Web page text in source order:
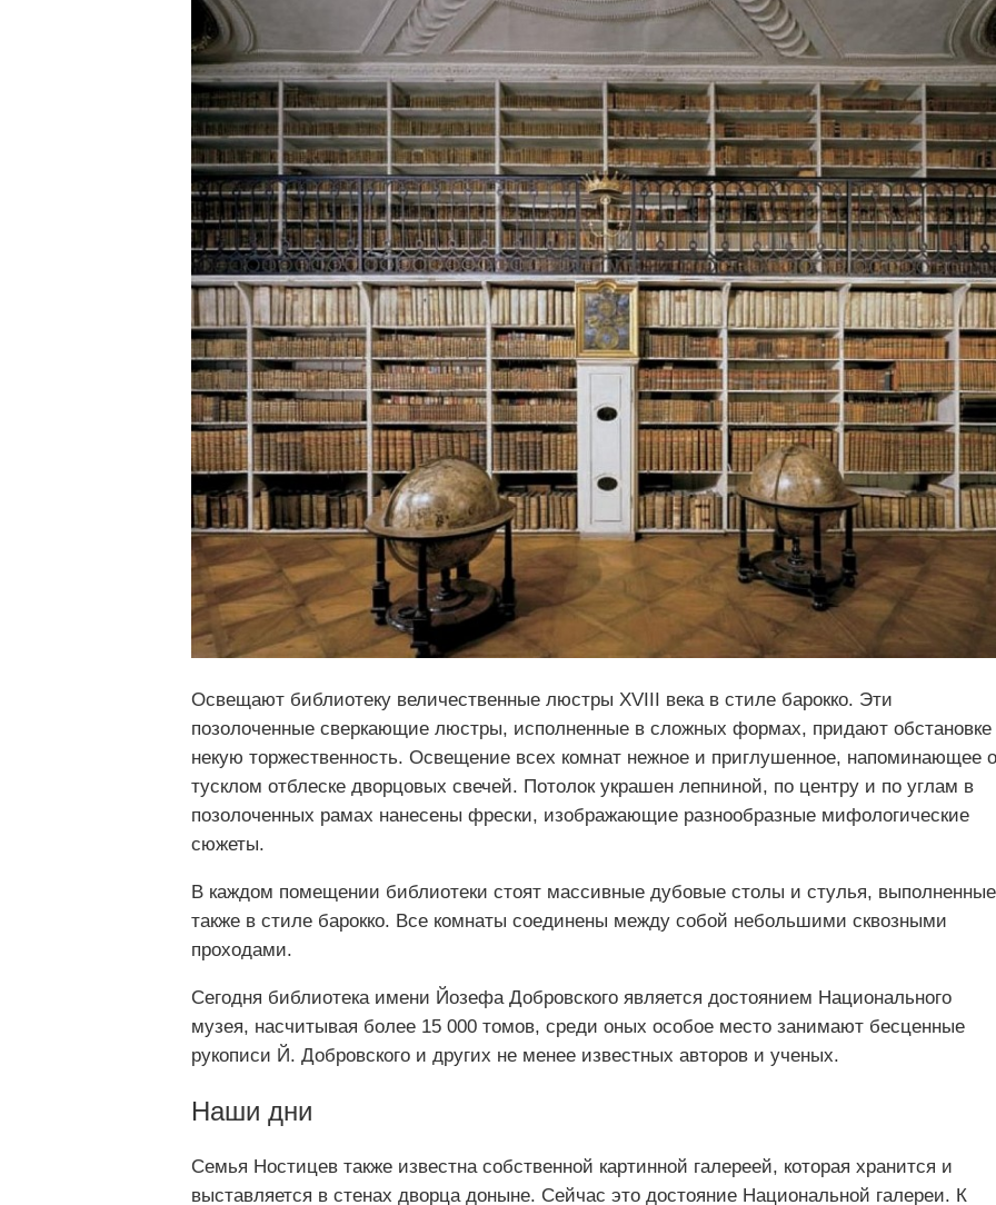
Освещают библиотеку величественные люстры XVIII века в стиле барокко. Эти
позолоченные сверкающие люстры, исполненные в сложных формах, придают обстановке
некую торжественность. Освещение всех комнат нежное и приглушенное, напоминающее о
тусклом отблеске дворцовых свечей. Потолок украшен лепниной, по центру и по углам в
позолоченных рамах нанесены фрески, изображающие разнообразные мифологические
сюжеты.
В каждом помещении библиотеки стоят массивные дубовые столы и стулья, выполненные
также в стиле барокко. Все комнаты соединены между собой небольшими сквозными
проходами.
Сегодня библиотека имени Йозефа Добровского является достоянием Национального
музея, насчитывая более 15 000 томов, среди оных особое место занимают бесценные
рукописи Й. Добровского и других не менее известных авторов и ученых.
Наши дни
Семья Ностицев также известна собственной картинной галереей, которая хранится и
выставляется в стенах дворца доныне. Сейчас это достояние Национальной галереи. К